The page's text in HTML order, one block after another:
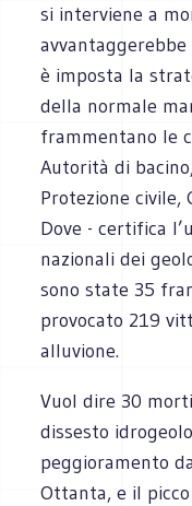
si interviene a
è imposta la
della normale
frammentano le
Autorità di
Protezione civile,
Dove - certifica
nazionali dei
sono state 35
provocato 219
alluvione.
Vuol dire 30
dissesto
peggioramento
Ottanta, e il picco